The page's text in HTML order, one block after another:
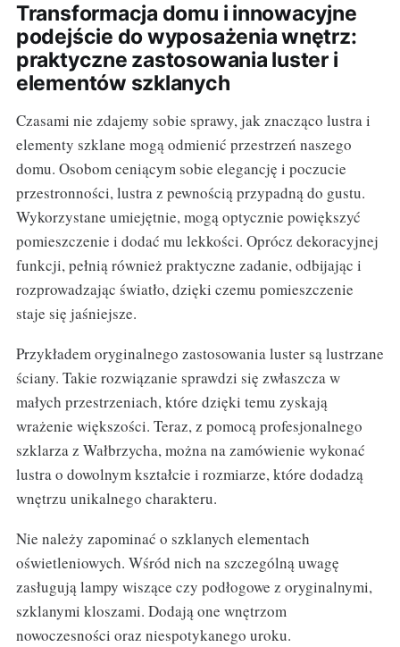
Transformacja domu i innowacyjne
podejście do wyposażenia wnętrz:
praktyczne zastosowania luster i
elementów szklanych
Czasami nie zdajemy sobie sprawy, jak znacząco lustra i
elementy szklane mogą odmienić przestrzeń naszego
domu. Osobom ceniącym sobie elegancję i poczucie
przestronności, lustra z pewnością przypadną do gustu.
Wykorzystane umiejętnie, mogą optycznie powiększyć
pomieszczenie i dodać mu lekkości. Oprócz dekoracyjnej
funkcji, pełnią również praktyczne zadanie, odbijając i
rozprowadzając światło, dzięki czemu pomieszczenie
staje się jaśniejsze.
Przykładem oryginalnego zastosowania luster są lustrzane
ściany. Takie rozwiązanie sprawdzi się zwłaszcza w
małych przestrzeniach, które dzięki temu zyskają
wrażenie większości. Teraz, z pomocą profesjonalnego
szklarza z Wałbrzycha, można na zamówienie wykonać
lustra o dowolnym kształcie i rozmiarze, które dodadzą
wnętrzu unikalnego charakteru.
Nie należy zapominać o szklanych elementach
oświetleniowych. Wśród nich na szczególną uwagę
zasługują lampy wiszące czy podłogowe z oryginalnymi,
szklanymi kloszami. Dodają one wnętrzom
nowoczesności oraz niespotykanego uroku.